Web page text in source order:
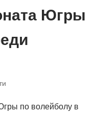
Югры
по волейболу в